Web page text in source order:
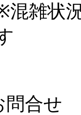
雑状
問合せ